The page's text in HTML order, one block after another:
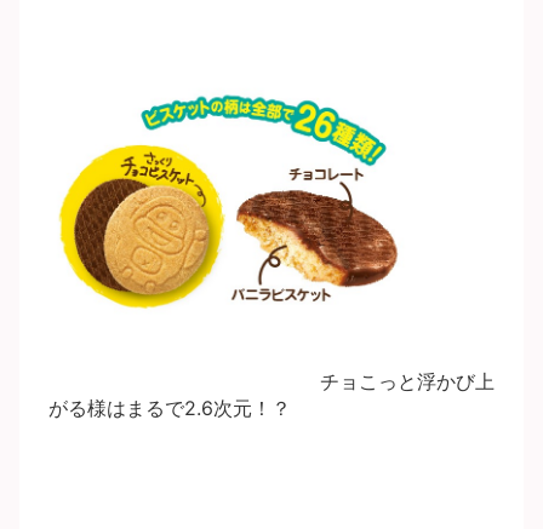
チョこっと浮かび上
がる様はまるで2.6次元！？